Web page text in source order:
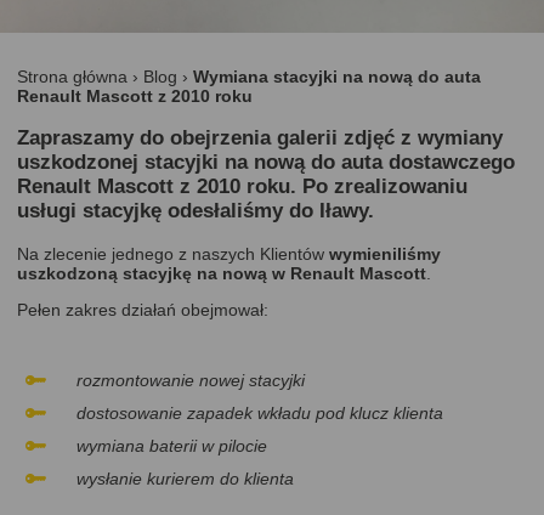
Strona główna › Blog › Wymiana stacyjki na nową do auta
Renault Mascott z 2010 roku
Zapraszamy do obejrzenia galerii zdjęć z wymiany
uszkodzonej stacyjki na nową do auta dostawczego
Renault Mascott z 2010 roku. Po zrealizowaniu
usługi stacyjkę odesłaliśmy do Iławy.
Na zlecenie jednego z naszych Klientów wymieniliśmy
uszkodzoną stacyjkę na nową w Renault Mascott
Pełen zakres działań obejmował:
rozmontowanie nowej stacyjki
dostosowanie zapadek wkładu pod klucz klienta
wymiana baterii w pilocie
wysłanie kurierem do klienta